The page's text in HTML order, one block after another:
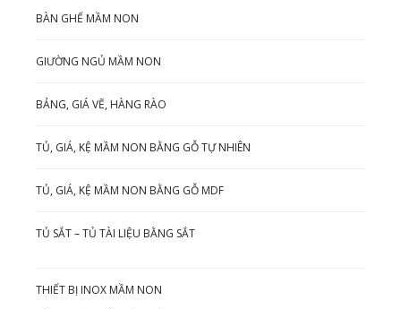
BÀN GHẾ MẦM NON
GIƯỜNG NGỦ MẦM NON
BẢNG, GIÁ VẼ, HÀNG RÀO
TỦ, GIÁ, KỆ MẦM NON BẰNG GỖ TỰ NHIÊN
TỦ, GIÁ, KỆ MẦM NON BẰNG GỖ MDF
TỦ SẮT – TỦ TÀI LIỆU BẰNG SẮT
THIẾT BỊ INOX MẦM NON